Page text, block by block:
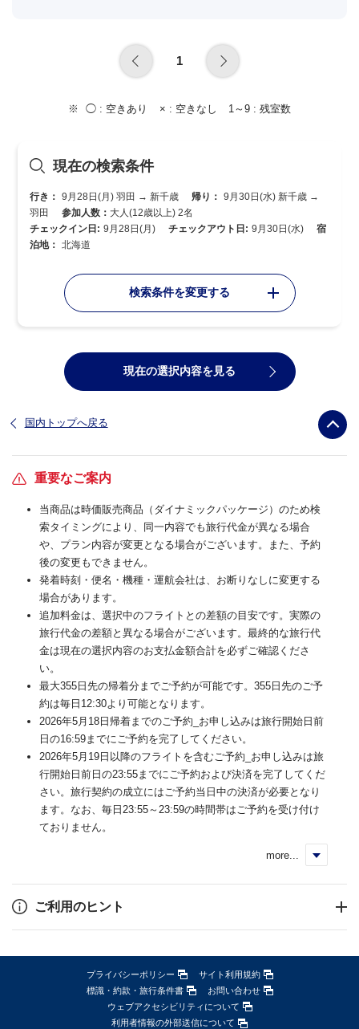
1
◯ : 空きあり × : 空きなし 1～9 : 残室数
現在の検索条件
行き： 9月28日(月) 羽田 → 新千歳 帰り： 9月30日(水) 新千歳 →
羽田
参加人数： 大人(12歳以上) 2名
チェックイン日: 9月28日(月) チェックアウト日: 9月30日(水)
宿
泊地： 北海道
検索条件を変更する
現在の選択内容を見る
国内トップへ戻る
重要なご案内
当商品は時価販売商品（ダイナミックパッケージ）のため検
索タイミングにより、同一内容でも旅行代金が異なる場合
や、プラン内容が変更となる場合がございます。また、予約
後の変更もできません。
発着時刻・便名・機種・運航会社は、お断りなしに変更する
場合があります。
追加料金は、選択中のフライトとの差額の目安です。実際の
旅行代金の差額と異なる場合がございます。最終的な旅行代
金は現在の選択内容のお支払金額合計を必ずご確認くださ
い。
最大355日先の帰着分までご予約が可能です。355日先のご予
約は毎日12:30より可能となります。
2026年5月18日帰着までのご予約_お申し込みは旅行開始日前
日の16:59までにご予約を完了してください。
2026年5月19日以降のフライトを含むご予約_お申し込みは旅
行開始日前日の23:55までにご予約および決済を完了してくだ
さい。旅行契約の成立にはご予約当日中の決済が必要となり
ます。なお、毎日23:55～23:59の時間帯はご予約を受け付け
ておりません。
more...
ご利用のヒント
プライバシーポリシー
サイト利用規約
標識・約款・旅行条件書
お問い合わせ
ウェブアクセシビリティについて
利用者情報の外部送信について